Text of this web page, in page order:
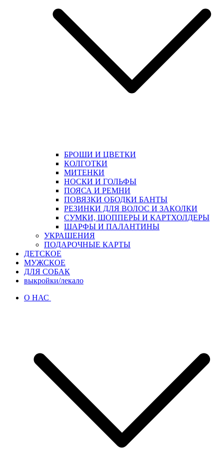
БРОШИ И ЦВЕТКИ
КОЛГОТКИ
МИТЕНКИ
НОСКИ И ГОЛЬФЫ
ПОЯСА И РЕМНИ
ПОВЯЗКИ ОБОДКИ БАНТЫ
РЕЗИНКИ ДЛЯ ВОЛОС И ЗАКОЛКИ
СУМКИ, ШОППЕРЫ И КАРТХОЛДЕРЫ
ШАРФЫ И ПАЛАНТИНЫ
УКРАШЕНИЯ
ПОДАРОЧНЫЕ КАРТЫ
ДЕТСКОЕ
МУЖСКОЕ
ДЛЯ СОБАК
выкройки/лекало
О НАС